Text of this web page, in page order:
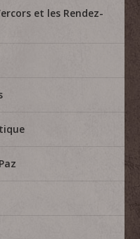
et les Rendez-